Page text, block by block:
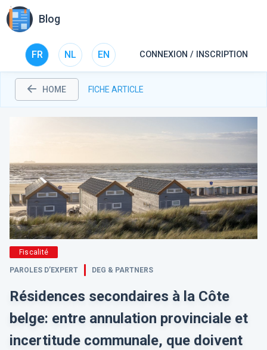
Blog
FR NL EN CONNEXION / INSCRIPTION
HOME FICHE ARTICLE
Fiscalité
PAROLES D’EXPERT DEG & PARTNERS
Résidences secondaires à la Côte
belge: entre annulation provinciale et
incertitude communale, que doivent